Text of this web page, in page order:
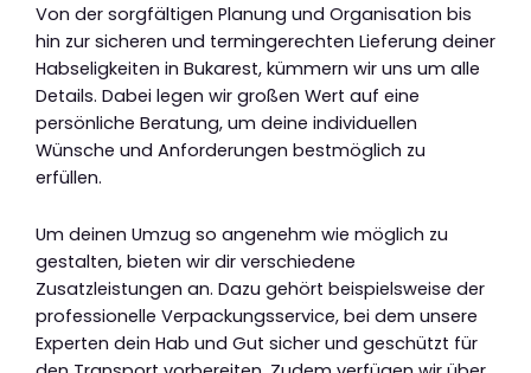
Von der sorgfältigen Planung und Organisation bis
hin zur sicheren und termingerechten Lieferung deiner
Habseligkeiten in Bukarest, kümmern wir uns um alle
Details. Dabei legen wir großen Wert auf eine
persönliche Beratung, um deine individuellen
Wünsche und Anforderungen bestmöglich zu
erfüllen.
Um deinen Umzug so angenehm wie möglich zu
gestalten, bieten wir dir verschiedene
Zusatzleistungen an. Dazu gehört beispielsweise der
professionelle Verpackungsservice, bei dem unsere
Experten dein Hab und Gut sicher und geschützt für